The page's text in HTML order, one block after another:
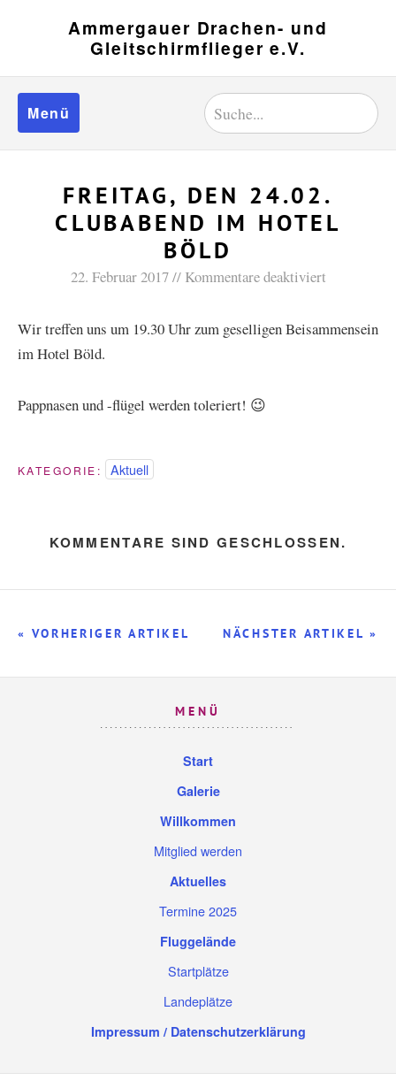
Ammergauer Drachen- und
Gleitschirmflieger e.V.
Menü
FREITAG, DEN 24.02.
CLUBABEND IM HOTEL
BÖLD
22. Februar 2017 Kommentare deaktiviert
Wir treffen uns um 19.30 Uhr zum geselligen Beisammensein
im Hotel Böld.
Pappnasen und -flügel werden toleriert! 😉
KATEGORIE: Aktuell
KOMMENTARE SIND GESCHLOSSEN.
NÄCHSTER ARTIKEL »
« VORHERIGER ARTIKEL
MENÜ
Start
Galerie
Willkommen
Mitglied werden
Aktuelles
Termine 2025
Fluggelände
Startplätze
Landeplätze
Impressum / Datenschutzerklärung